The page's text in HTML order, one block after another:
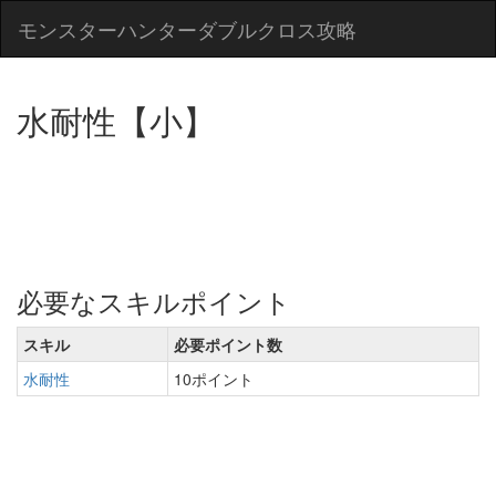
モンスターハンターダブルクロス攻略
水耐性【小】
必要なスキルポイント
スキル
必要ポイント数
水耐性
10ポイント